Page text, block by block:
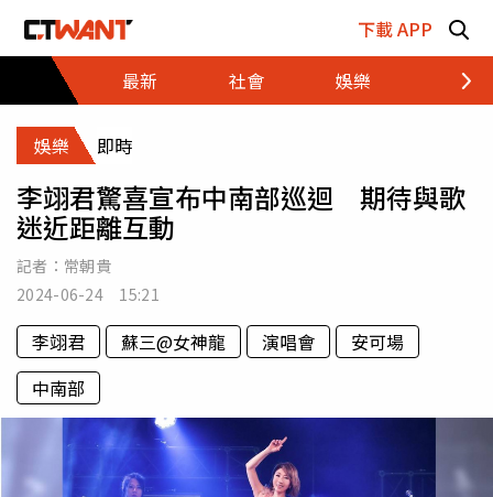
下載 APP
最新
社會 娛樂 財經
娛樂 即時
李翊君驚喜宣布中南部巡迴 期待與歌
迷近距離互動
記者： 常朝貴
2024-06-24 15:21
李翊君 蘇三@女神龍 演唱會
安可場
中南部